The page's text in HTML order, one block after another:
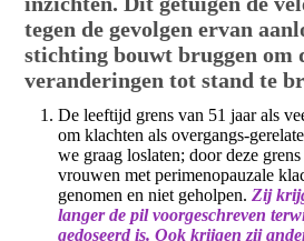
tegen de gevolgen ervan
stichting bouwt bruggen om
veranderingen tot stand te
De leeftijd grens van 51 jaar als
om klachten als overgangs-
we graag loslaten; door deze
vrouwen met perimenopauzale
genomen en niet geholpen.Zij
langer de pil voorgeschreven
gedoseerd is. Ook krijgen zij